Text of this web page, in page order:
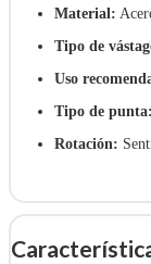
Material:
Tipo de
Uso
Tipo de punta:
Rotación: